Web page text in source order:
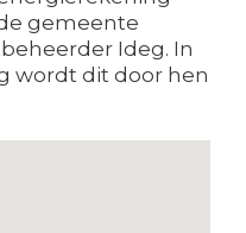
gemeente
Ideg. In
wordt dit door hen